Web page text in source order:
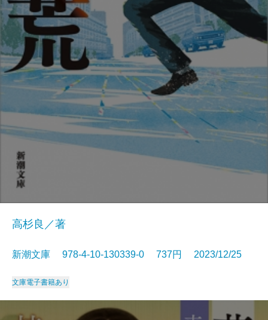
高杉良／著
新潮文庫 978-4-10-130339-0 737円 2023/12/25
文庫電子書籍あり